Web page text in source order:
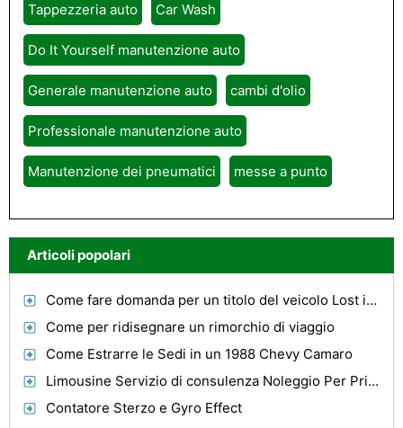
Tappezzeria auto Car Wash
Do It Yourself manutenzione auto
Generale manutenzione auto cambi d'olio
Professionale manutenzione auto
Manutenzione dei pneumatici messe a punto
Articoli popolari
Come fare domanda per un titolo del veicolo Lost in Michigan
Come per ridisegnare un rimorchio di viaggio
Come Estrarre le Sedi in un 1988 Chevy Camaro
Limousine Servizio di consulenza Noleggio Per Principianti
Contatore Sterzo e Gyro Effect